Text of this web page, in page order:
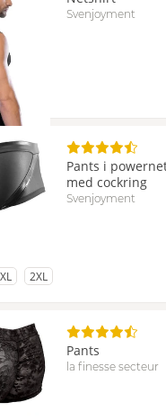
Svenjoyment
Pants i
med cockring
Svenjoyment
til Størrelse
XL til Størrelse
2XL
Pants
la finesse secteur